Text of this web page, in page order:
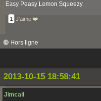
Easy Peasy Lemon Squeezy
1 J'aime ❤️
🔴 Hors ligne
2013-10-15 18:58:41
Jimcail